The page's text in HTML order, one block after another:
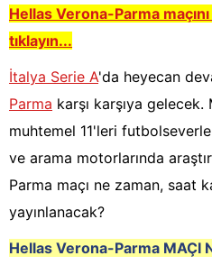
Hellas Verona-Parma
tıklayın...
İtalya Serie A'da heyecan
Parma karşı karşıya gelecek.
muhtemel 11'leri
ve arama motorlarında
Parma maçı ne zaman, saat
yayınlanacak?
Hellas Verona-Parma MAÇI